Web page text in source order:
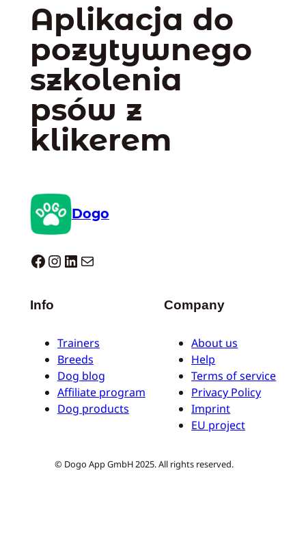
Aplikacja do
pozytywnego
szkolenia
psów z
klikerem
Dogo
Dogo facebook InstagramLinkedIn Mail
Info
Trainers
Breeds
Dog blog
Affiliate program
Dog products
Company
About us
Help
Terms of service
Privacy Policy
Imprint
EU project
© Dogo App GmbH 2025. All rights reserved.